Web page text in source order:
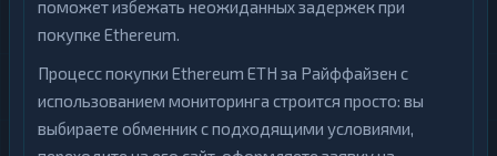
поможет избежать неожиданных задержек при
покупке Ethereum.
Процесс покупки Ethereum ETH за Райффайзен с
использованием мониторинга строится просто: вы
выбираете обменник с подходящими условиями,